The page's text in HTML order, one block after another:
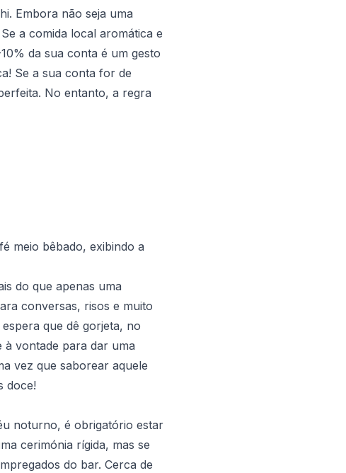
Embora não seja uma
a comida local aromática e
da sua conta é um gesto
Se a sua conta for de
No entanto, a regra
meio bêbado, exibindo a
do que apenas uma
conversas, risos e muito
que dê gorjeta, no
à vontade para dar uma
vez que saborear aquele
doce!
noturno, é obrigatório estar
cerimónia rígida, mas se
do bar. Cerca de